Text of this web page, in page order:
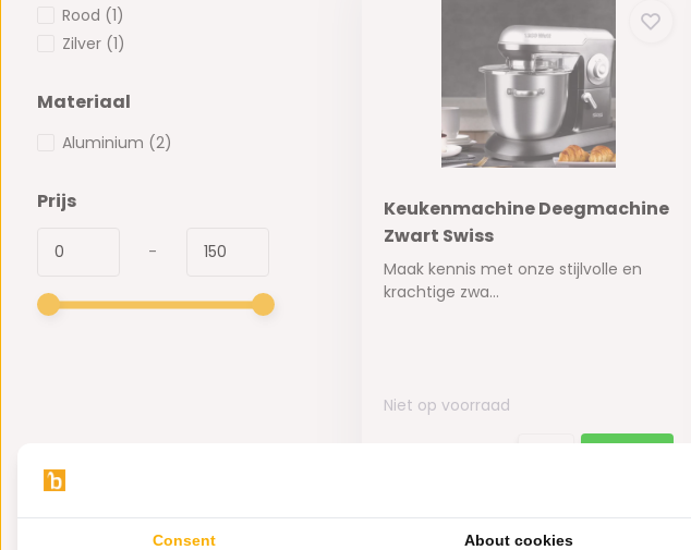
Rood (1)
Zilver (1)
Materiaal
Aluminium (2)
Prijs
-
Keukenmachine Deegmachine
Zwart Swiss
Maak kennis met onze stijlvolle en
krachtige zwa...
Niet op voorraad
Consent About cookies